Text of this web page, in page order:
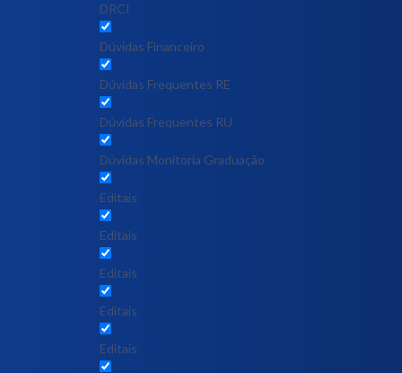
DRCI
Dúvidas Financeiro
Dúvidas Frequentes RE
Dúvidas Frequentes RU
Dúvidas Monitoria Graduação
Editais
Editais
Editais
Editais
Editais